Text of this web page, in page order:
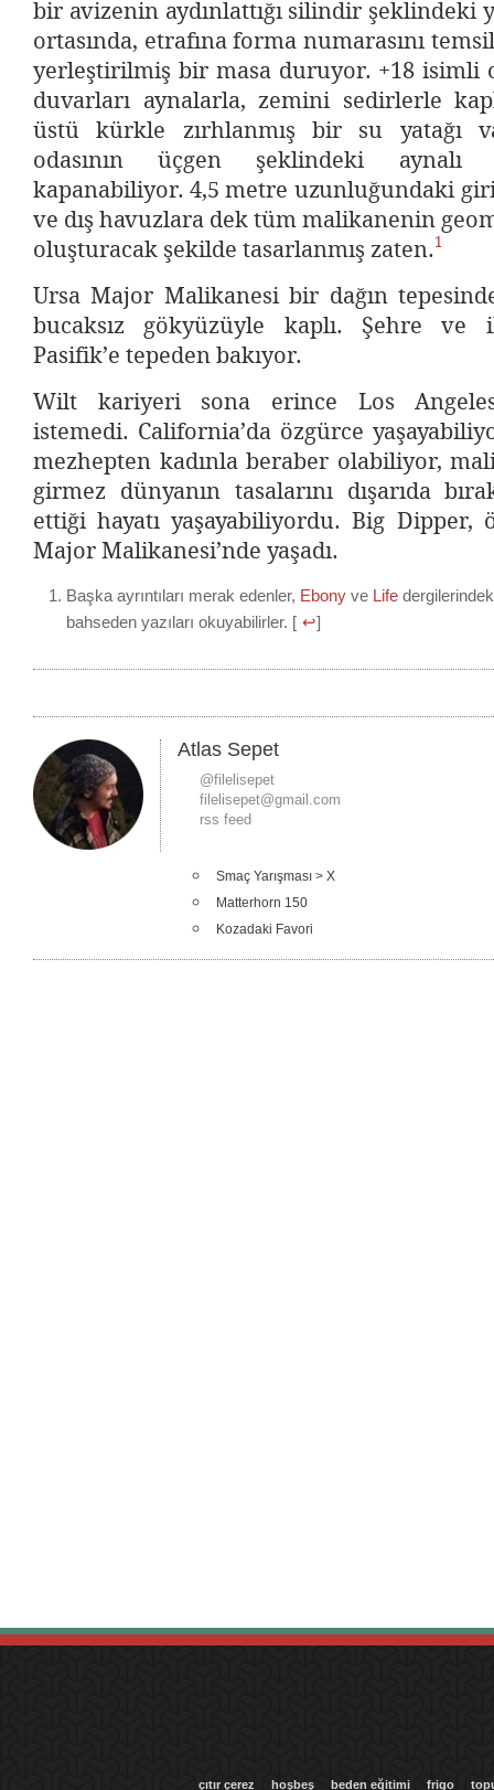
bir avizenin aydınlattığı silindir şeklindeki
ortasında, etrafına forma numarasını
yerleştirilmiş bir masa duruyor. +18 isimli
duvarları aynalarla, zemini sedirlerle
üstü kürkle zırhlanmış bir su yatağı
odasının üçgen şeklindeki aynalı
kapanabiliyor. 4,5 metre uzunluğundaki
ve dış havuzlara dek tüm malikanenin
oluşturacak şekilde tasarlanmış zaten.1
Ursa Major Malikanesi bir dağın
bucaksız gökyüzüyle kaplı. Şehre ve
Pasifik’e tepeden bakıyor.
Wilt kariyeri sona erince Los
istemedi. California’da özgürce
mezhepten kadınla beraber olabiliyor,
girmez dünyanın tasalarını dışarıda
ettiği hayatı yaşayabiliyordu. Big Dipper,
Major Malikanesi’nde yaşadı.
Başka ayrıntıları merak edenler, Ebony ve Life
bahseden yazıları okuyabilirler. [ ↩]
Atlas Sepet
@filelisepet
filelisepet@gmail.com
rss feed
Smaç Yarışması > X
Matterhorn 150
Kozadaki Favori
çıtır çerez hoşbeş beden eğitimi frigo